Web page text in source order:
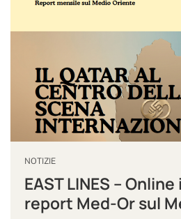
NOTIZIE
EAST LINES –
report Med-Or sul